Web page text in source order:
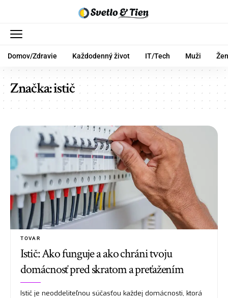
Domov/Zdravie Každodenný život IT/Tech Muži
Značka:istič
TOVAR
Istič: Ako funguje a ako chráni tvoju
domácnosť pred skratom a preťažením
Istič je neoddeliteľnou súčasťou každej domácnosti, ktorá